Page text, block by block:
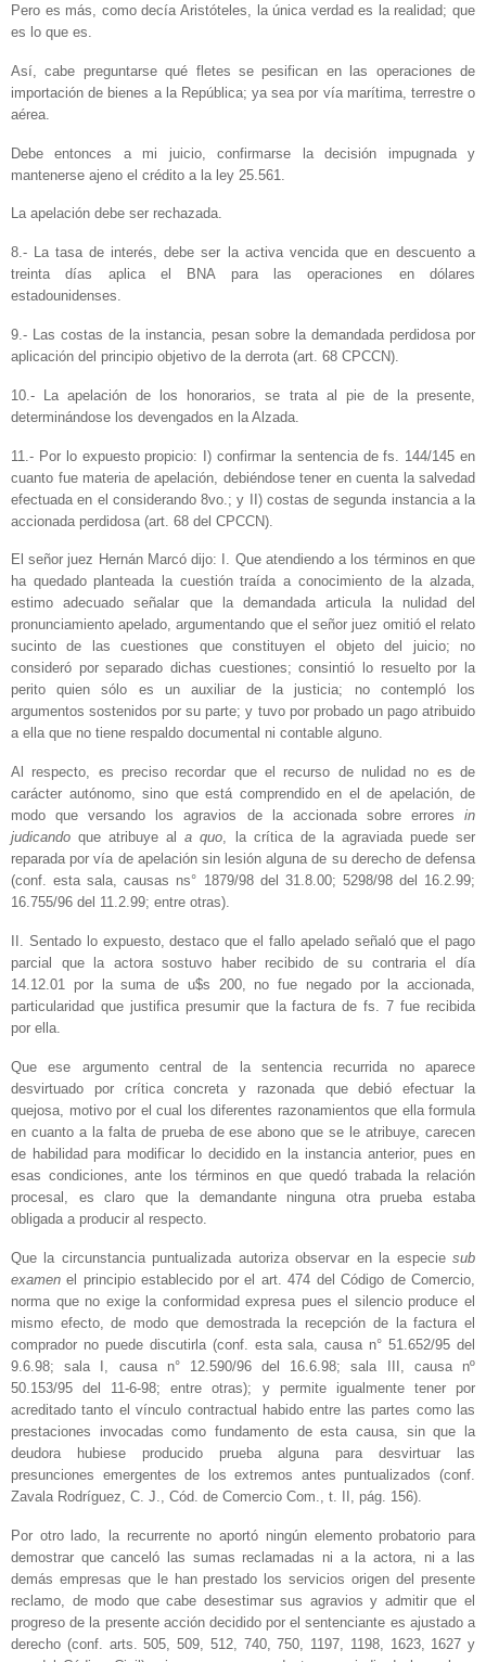
Pero es más, como decía Aristóteles, la única verdad es la realidad; que
es lo que es.
Así, cabe preguntarse qué fletes se pesifican en las operaciones de
importación de bienes a la República; ya sea por vía marítima, terrestre o
aérea.
Debe entonces a mi juicio, confirmarse la decisión impugnada y
mantenerse ajeno el crédito a la ley 25.561.
La apelación debe ser rechazada.
8.- La tasa de interés, debe ser la activa vencida que en descuento a
treinta días aplica el BNA para las operaciones en dólares
estadounidenses.
9.- Las costas de la instancia, pesan sobre la demandada perdidosa por
aplicación del principio objetivo de la derrota (art. 68 CPCCN).
10.- La apelación de los honorarios, se trata al pie de la presente,
determinándose los devengados en la Alzada.
11.- Por lo expuesto propicio: I) confirmar la sentencia de fs. 144/145 en
cuanto fue materia de apelación, debiéndose tener en cuenta la salvedad
efectuada en el considerando 8vo.; y II) costas de segunda instancia a la
accionada perdidosa (art. 68 del CPCCN).
El señor juez Hernán Marcó dijo: I. Que atendiendo a los términos en que
ha quedado planteada la cuestión traída a conocimiento de la alzada,
estimo adecuado señalar que la demandada articula la nulidad del
pronunciamiento apelado, argumentando que el señor juez omitió el relato
sucinto de las cuestiones que constituyen el objeto del juicio; no
consideró por separado dichas cuestiones; consintió lo resuelto por la
perito quien sólo es un auxiliar de la justicia; no contempló los
argumentos sostenidos por su parte; y tuvo por probado un pago atribuido
a ella que no tiene respaldo documental ni contable alguno.
Al respecto, es preciso recordar que el recurso de nulidad no es de
carácter autónomo, sino que está comprendido en el de apelación, de
modo que versando los agravios de la accionada sobre errores in
judicando que atribuye ala quo, la crítica de la agraviada puede ser
reparada por vía de apelación sin lesión alguna de su derecho de defensa
(conf. esta sala, causas ns° 1879/98 del 31.8.00; 5298/98 del 16.2.99;
16.755/96 del 11.2.99; entre otras).
II. Sentado lo expuesto, destaco que el fallo apelado señaló que el pago
parcial que la actora sostuvo haber recibido de su contraria el día
14.12.01 por la suma de u$s 200, no fue negado por la accionada,
particularidad que justifica presumir que la factura de fs. 7 fue recibida
por ella.
Que ese argumento central de la sentencia recurrida no aparece
desvirtuado por crítica concreta y razonada que debió efectuar la
quejosa, motivo por el cual los diferentes razonamientos que ella formula
en cuanto a la falta de prueba de ese abono que se le atribuye, carecen
de habilidad para modificar lo decidido en la instancia anterior, pues en
esas condiciones, ante los términos en que quedó trabada la relación
procesal, es claro que la demandante ninguna otra prueba estaba
obligada a producir al respecto.
Que la circunstancia puntualizada autoriza observar en la especie sub
examen el principio establecido por el art. 474 del Código de Comercio,
norma que no exige la conformidad expresa pues el silencio produce el
mismo efecto, de modo que demostrada la recepción de la factura el
comprador no puede discutirla (conf. esta sala, causa n° 51.652/95 del
9.6.98; sala I, causa n° 12.590/96 del 16.6.98; sala III, causa nº
50.153/95 del 11-6-98; entre otras); y permite igualmente tener por
acreditado tanto el vínculo contractual habido entre las partes como las
prestaciones invocadas como fundamento de esta causa, sin que la
deudora hubiese producido prueba alguna para desvirtuar las
presunciones emergentes de los extremos antes puntualizados (conf.
Zavala Rodríguez, C. J., Cód. de Comercio Com., t. II, pág. 156).
Por otro lado, la recurrente no aportó ningún elemento probatorio para
demostrar que canceló las sumas reclamadas ni a la actora, ni a las
demás empresas que le han prestado los servicios origen del presente
reclamo, de modo que cabe desestimar sus agravios y admitir que el
progreso de la presente acción decidido por el sentenciante es ajustado a
derecho (conf. arts. 505, 509, 512, 740, 750, 1197, 1198, 1623, 1627 y